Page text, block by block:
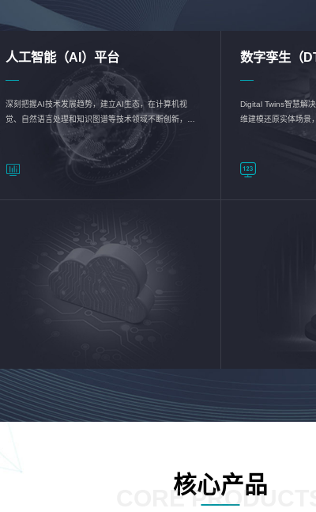
人工智能（AI）平台
深刻把握AI技术发展趋势，建立AI生态，在计算机视
觉、自然语言处理和知识图谱等技术领域不断创新，持
续优化企业数智化转型加速器—AlphaMind®AI能力开放
数字孪生（
Digital Twins智慧解
维建模还原实体场景
现，使用户对关键数
成智能化转型，实现
核心产品
CORE PRODUCTS